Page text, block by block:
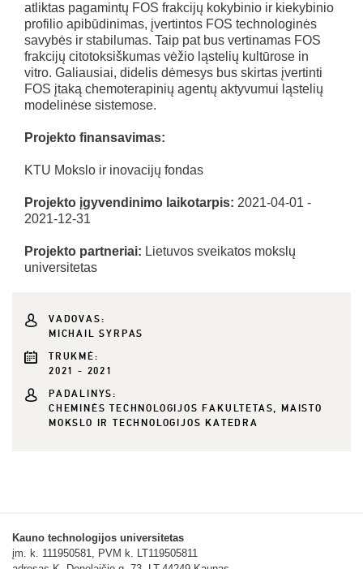
atliktas pagamintų FOS frakcijų kokybinio ir kiekybinio
profilio apibūdinimas, įvertintos FOS technologinės
savybės ir stabilumas. Taip pat bus vertinamas FOS
frakcijų citotoksiškumas vėžio ląstelių kultūrose in
vitro. Galiausiai, didelis dėmesys bus skirtas įvertinti
FOS įtaką chemoterapinių agentų aktyvumui ląstelių
modelinėse sistemose.
Projekto finansavimas:
KTU Mokslo ir inovacijų fondas
Projekto įgyvendinimo laikotarpis: 2021-04-01 -
2021-12-31
Projekto partneriai: Lietuvos sveikatos mokslų
universitetas
VADOVAS:
MICHAIL SYRPAS
TRUKMĖ:
2021 - 2021
PADALINYS:
CHEMINĖS TECHNOLOGIJOS FAKULTETAS, MAISTO
MOKSLO IR TECHNOLOGIJOS KATEDRA
Kauno technologijos universitetas
įm. k. 111950581, PVM k. LT119505811